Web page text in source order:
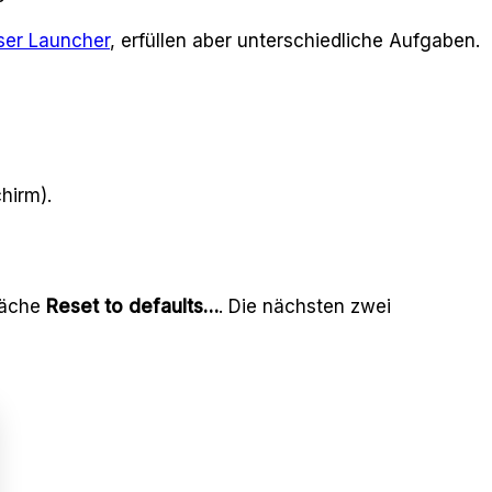
Launcher, erfüllen aber unterschiedliche Aufgaben.
Reset to defaults…. Die nächsten zwei